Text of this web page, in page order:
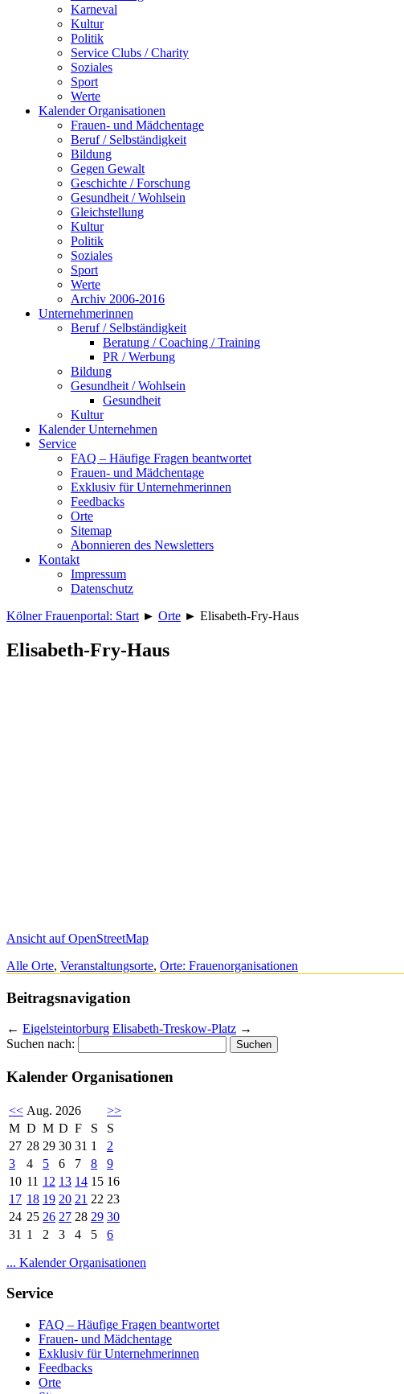
Karneval
Kultur
Politik
Service Clubs / Charity
Soziales
Sport
Werte
Kalender Organisationen
Frauen- und Mädchentage
Beruf / Selbständigkeit
Bildung
Gegen Gewalt
Geschichte / Forschung
Gesundheit / Wohlsein
Gleichstellung
Kultur
Politik
Soziales
Sport
Werte
Archiv 2006-2016
Unternehmerinnen
Beruf / Selbständigkeit
Beratung / Coaching / Training
PR / Werbung
Bildung
Gesundheit / Wohlsein
Gesundheit
Kultur
Kalender Unternehmen
Service
FAQ – Häufige Fragen beantwortet
Frauen- und Mädchentage
Exklusiv für Unternehmerinnen
Feedbacks
Orte
Sitemap
Abonnieren des Newsletters
Kontakt
Impressum
Datenschutz
Kölner Frauenportal: Start ► Orte ► Elisabeth-Fry-Haus
Elisabeth-Fry-Haus
Ansicht auf OpenStreetMap
Alle Orte, Veranstaltungsorte, Orte: Frauenorganisationen
Beitragsnavigation
← Eigelsteintorburg Elisabeth-Treskow-Platz →
Suchen nach:
Kalender Organisationen
<< Aug. 2026
>>
M D M D F S
S
27 28 29 30 31 1
2
3
4 5 6 7 8
9
10 11 12 13 14 15 16
17 18 19 20 21 22 23
24 25 26 27 28 29 30
31 1 2 3 4 5 6
... Kalender Organisationen
Service
FAQ – Häufige Fragen beantwortet
Frauen- und Mädchentage
Exklusiv für Unternehmerinnen
Feedbacks
Orte